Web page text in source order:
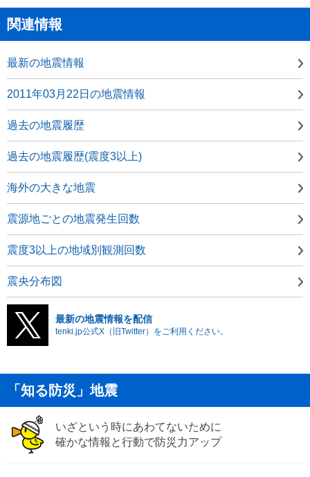
関連情報
最新の地震情報
2011年03月22日の地震情報
過去の地震履歴
過去の地震履歴(震度3以上)
海外の大きな地震
震源地ごとの地震発生回数
震度3以上の地域別観測回数
震央分布図
最新の地震情報を配信
tenki.jp公式X（旧Twitter）をご利用ください。
「知る防災」地震
いざという時にあわてないために
確かな情報と行動で防災力アップ